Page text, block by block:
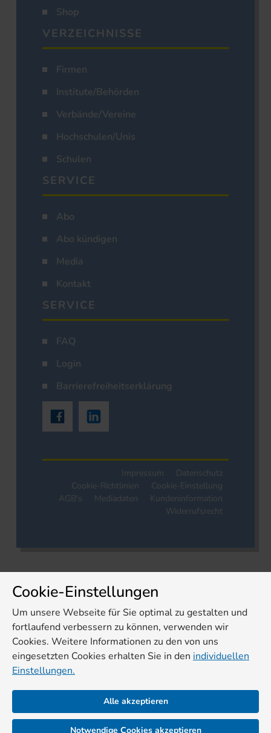
Shop
VERZEICHNISSE
Firmen
Institute/Behörden
Verbände/Vereine
Hochschulen/Unis
Schulen
SERVICE
Abo
Abo kündigen
Media
Kontakt
SERVICE
FAQ
Login
Barrierefreiheitserklärung
Impressum
Datenschutz
Cookie-Richtlinien
Cookie-Einstellung
AGB's
Mediadaten
Kundeninformation
Widerrufsrecht
Cookie-Einstellungen
Um unsere Webseite für Sie optimal zu gestalten und
fortlaufend verbessern zu können, verwenden wir
Cookies. Weitere Informationen zu den von uns
eingesetzten Cookies erhalten Sie in den individuellen
Einstellungen.
Alle akzeptieren
Notwendige Cookies akzeptieren